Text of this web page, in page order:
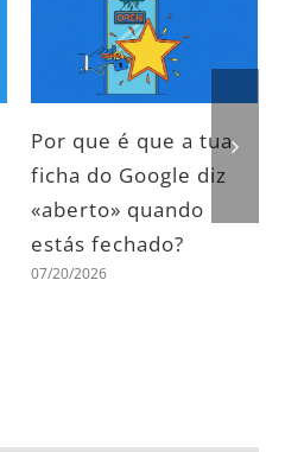
Por que é que a tua
ficha do Google diz
«aberto» quando
estás fechado?
07/20/2026